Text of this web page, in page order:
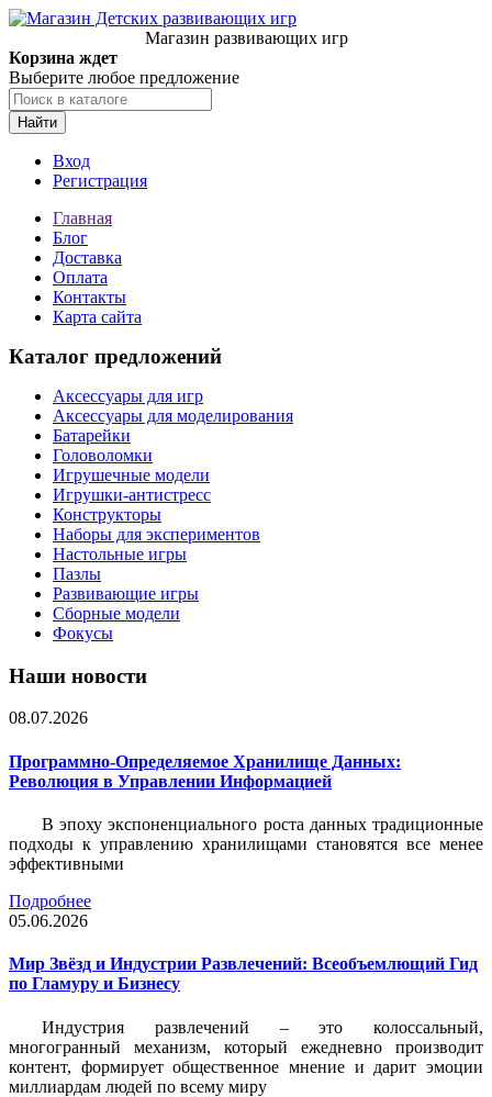
Магазин развивающих игр
Корзина ждет
Выберите любое предложение
Найти
Вход
Регистрация
Главная
Блог
Доставка
Оплата
Контакты
Карта сайта
Каталог предложений
Аксессуары для игр
Аксессуары для моделирования
Батарейки
Головоломки
Игрушечные модели
Игрушки-антистресс
Конструкторы
Наборы для экспериментов
Настольные игры
Пазлы
Развивающие игры
Сборные модели
Фокусы
Наши новости
08.07.2026
Программно-Определяемое Хранилище Данных:
Революция в Управлении Информацией
В эпоху экспоненциального роста данных традиционные
подходы к управлению хранилищами становятся все менее
эффективными
Подробнее
05.06.2026
Мир Звёзд и Индустрии Развлечений: Всеобъемлющий Гид
по Гламуру и Бизнесу
Индустрия развлечений – это колоссальный,
многогранный механизм, который ежедневно производит
контент, формирует общественное мнение и дарит эмоции
миллиардам людей по всему миру